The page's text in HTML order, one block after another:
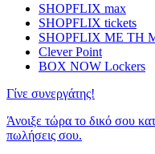
SHOPFLIX max
SHOPFLIX tickets
SHOPFLIX ΜΕ ΤΗ
Clever Point
BOX NOW Lockers
Γίνε συνεργάτης!
Άνοιξε τώρα το δικό σου
πωλήσεις σου.